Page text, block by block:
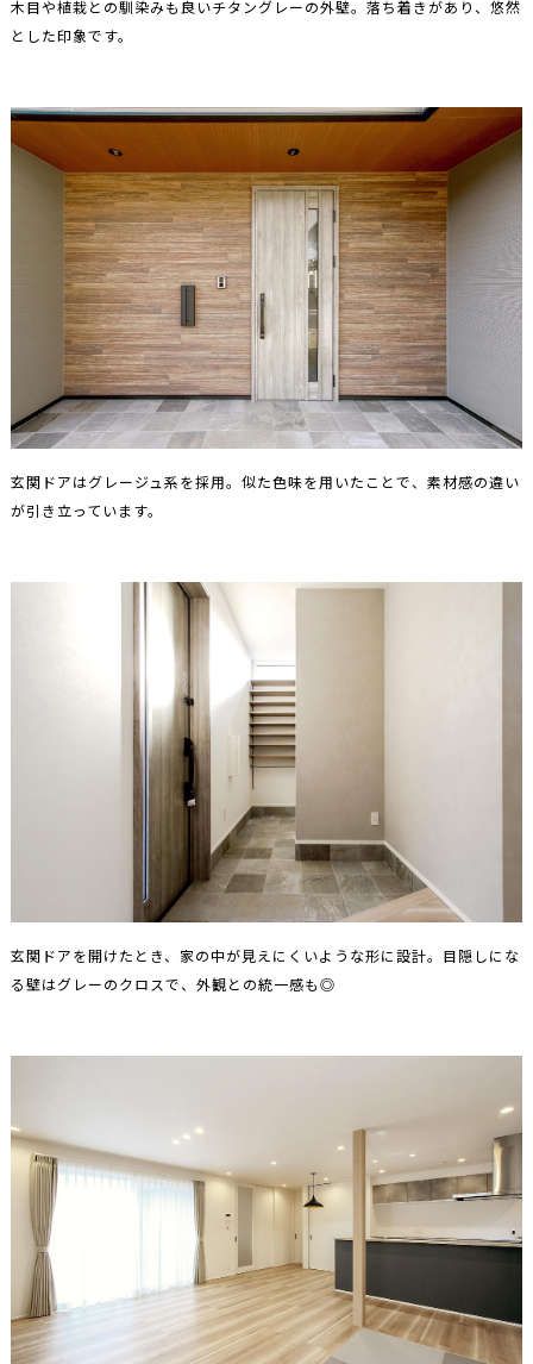
木目や植栽との馴染みも良いチタングレーの外壁。落ち着きがあり、悠然
とした印象です。
玄関ドアはグレージュ系を採用。似た色味を用いたことで、素材感の違い
が引き立っています。
玄関ドアを開けたとき、家の中が見えにくいような形に設計。目隠しにな
る壁はグレーのクロスで、外観との統一感も◎